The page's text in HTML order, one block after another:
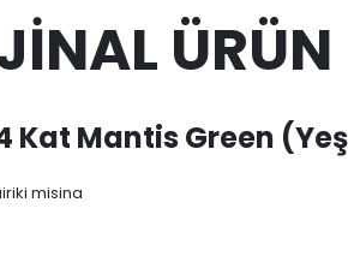
ÜRÜN
Kat Mantis Green
misina